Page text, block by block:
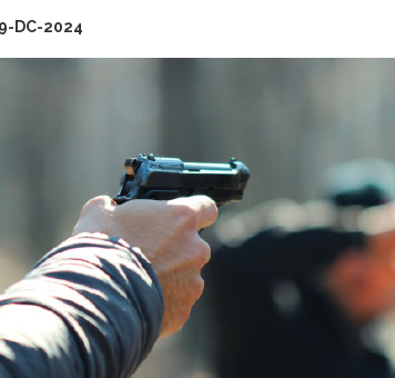
DC-2024